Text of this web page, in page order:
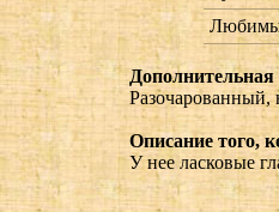
Разочарованный,
Описание того,
У нее ласковые